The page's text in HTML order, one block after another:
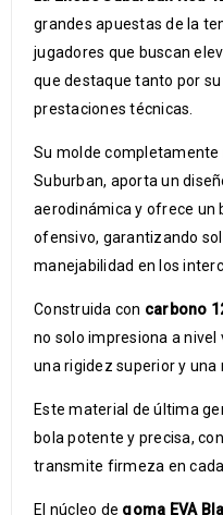
grandes apuestas de la
jugadores que buscan
que destaque tanto por
prestaciones técnicas.
Su molde completamente
Suburban, aporta un
aerodinámica y ofrece un
ofensivo, garantizando
manejabilidad en los
Construida con carbono
no solo impresiona a
una rigidez superior y una
Este material de última
bola potente y precisa,
transmite firmeza en cada
El núcleo de goma EVA